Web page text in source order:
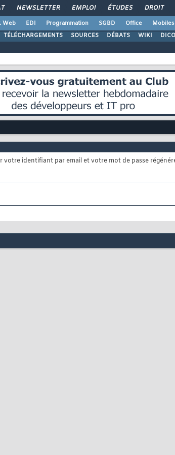
NEWSLETTER EMPLOI ÉTUDES DROIT
Web EDI Programmation SGBD Office Mobiles
TÉLÉCHARGEMENTS SOURCES DÉBATS WIKI DICO
identifiant par email et votre mot de passe